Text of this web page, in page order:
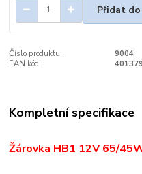
Přidat
Číslo produktu:
9004
EAN kód:
Kompletní specifikace
Žárovka HB1 12V 65/